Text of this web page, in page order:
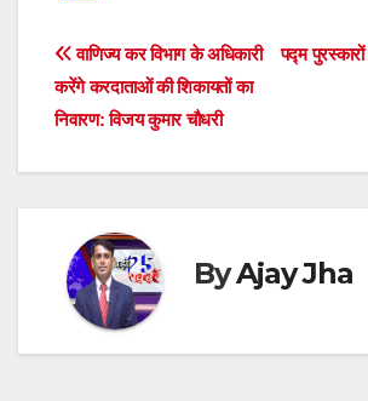
s
A
p
p
e
b
o
o
er e
n
er
a
ar
e
Post
navigation
पद्म
वाणिज्य कर विभाग के अधिकारी
करेंगे करदाताओं की शिकायतों का
निवारण: विजय कुमार चौधरी
ByAjay Jha